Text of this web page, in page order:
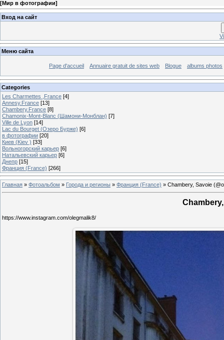
[Мир в фотографии]
Вход на сайт
Меню сайта
Page d'accueil Annuaire gratuit de sites web Blogue albums photos
Categories
Les Charmettes ,France [4]
Annesy.France [13]
Chambery.France [8]
Chamonix-Mont-Blanc (Шамони-Монблан) [7]
Ville de Lyon [14]
Lac du Bourget (Озеро Бурже) [6]
в фотографии [20]
Киев (Kiev ) [33]
Вольногорский карьер [6]
Натальевский карьер [6]
Днепр [15]
Франция (France) [266]
Главная » Фотоальбом » Города и регионы » Франция (France) » Chambery, Savoie
https://www.instagram.com/olegmalik8/